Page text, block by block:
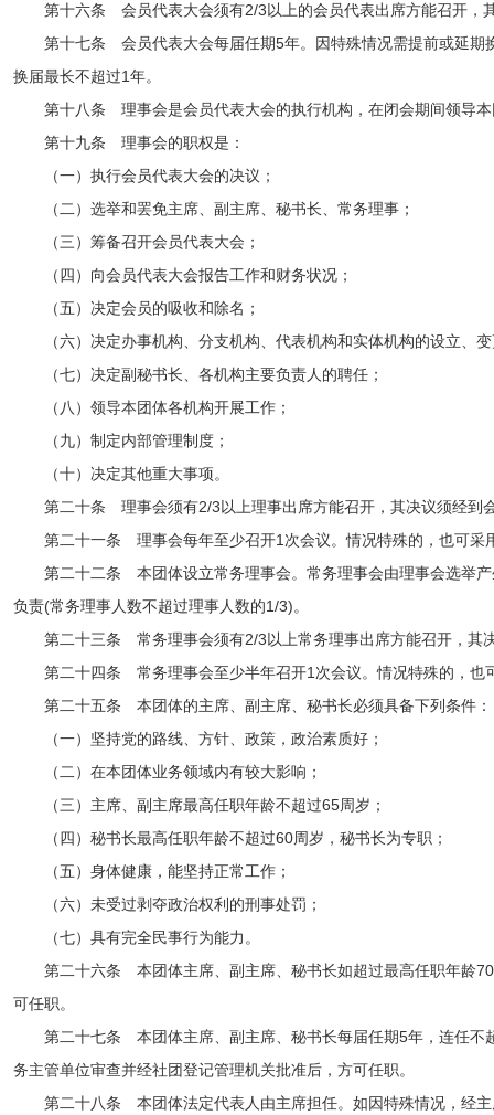
第十六条 会员代表大会须有2/3以上的会员代表出席方能召开，
第十七条 会员代表大会每届任期5年。因特殊情况需提前或延期
换届最长不超过1年。
第十八条 理事会是会员代表大会的执行机构，在闭会期间领导
第十九条 理事会的职权是：
（一）执行会员代表大会的决议；
（二）选举和罢免主席、副主席、秘书长、常务理事；
（三）筹备召开会员代表大会；
（四）向会员代表大会报告工作和财务状况；
（五）决定会员的吸收和除名；
（六）决定办事机构、分支机构、代表机构和实体机构的设立、
（七）决定副秘书长、各机构主要负责人的聘任；
（八）领导本团体各机构开展工作；
（九）制定内部管理制度；
（十）决定其他重大事项。
第二十条 理事会须有2/3以上理事出席方能召开，其决议须经到
第二十一条 理事会每年至少召开1次会议。情况特殊的，也可采
第二十二条 本团体设立常务理事会。常务理事会由理事会选举
负责(常务理事人数不超过理事人数的1/3)。
第二十三条 常务理事会须有2/3以上常务理事出席方能召开，其
第二十四条 常务理事会至少半年召开1次会议。情况特殊的，
第二十五条 本团体的主席、副主席、秘书长必须具备下列条件：
（一）坚持党的路线、方针、政策，政治素质好；
（二）在本团体业务领域内有较大影响；
（三）主席、副主席最高任职年龄不超过65周岁；
（四）秘书长最高任职年龄不超过60周岁，秘书长为专职；
（五）身体健康，能坚持正常工作；
（六）未受过剥夺政治权利的刑事处罚；
（七）具有完全民事行为能力。
第二十六条 本团体主席、副主席、秘书长如超过最高任职年龄
可任职。
第二十七条 本团体主席、副主席、秘书长每届任期5年，连任不
务主管单位审查并经社团登记管理机关批准后，方可任职。
第二十八条 本团体法定代表人由主席担任。如因特殊情况，经